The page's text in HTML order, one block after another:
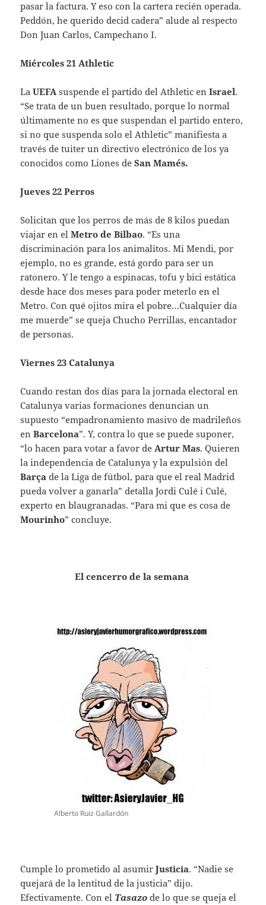
pasar la factura. Y eso con la cartera recién operada.
Peddón, he querido decid cadera” alude al respecto
Don Juan Carlos, Campechano I.
Miércoles 21 Athletic
LaUEFAsuspende el partido del Athletic en Israel.
“Se trata de un buen resultado, porque lo normal
últimamente no es que suspendan el partido entero,
si no que suspenda solo el Athletic” manifiesta a
través de tuiter un directivo electrónico de los ya
conocidos como Liones deSan Mamés.
Jueves 22 Perros
Solicitan que los perros de más de 8 kilos puedan
viajar en elMetro de Bilbao. “Es una
discriminación para los animalitos. Mi Mendi, por
ejemplo, no es grande, está gordo para ser un
ratonero. Y le tengo a espinacas, tofu y bici estática
desde hace dos meses para poder meterlo en el
Metro. Con qué ojitos mira el pobre…Cualquier día
me muerde” se queja Chucho Perrillas, encantador
de personas.
Viernes 23 Catalunya
Cuando restan dos días para la jornada electoral en
Catalunya varias formaciones denuncian un
supuesto “empadronamiento masivo de madrileños
enBarcelona”. Y, contra lo que se puede suponer,
“lo hacen para votar a favor deArtur Mas. Quieren
la independencia de Catalunya y la expulsión del
Barçade la Liga de fútbol, para que el real Madrid
pueda volver a ganarla” detalla Jordi Culé i Culé,
experto en blaugranadas. “Para mi que es cosa de
Mourinho” concluye.
El cencerro de la semana
Alberto Ruiz Gallardón
Cumple lo prometido al asumirJusticia. “Nadie se
quejará de la lentitud de la justicia” dijo.
Efectivamente. Con el Tasazo de lo que se queja el